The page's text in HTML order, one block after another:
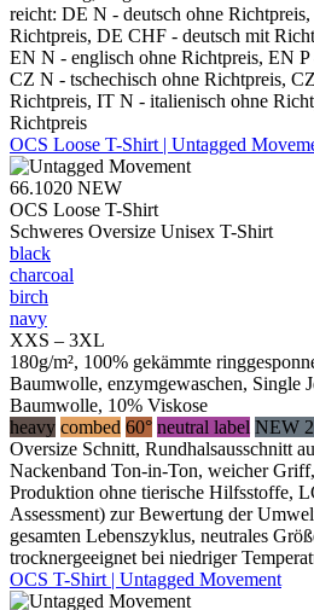
reicht: DE N - deutsch ohne
Richtpreis, DE CHF - deutsch mit
EN N - englisch ohne Richtpreis, EN
CZ N - tschechisch ohne Richtpreis,
Richtpreis, IT N - italienisch ohne
Richtpreis
OCS Loose T-Shirt | Untagged
66.1020 NEW
OCS Loose T-Shirt
Schweres Oversize Unisex T-Shirt
black
charcoal
birch
navy
XXS – 3XL
180g/m², 100% gekämmte
Baumwolle, enzymgewaschen, Single
Baumwolle, 10% Viskose
heavy combed 60° neutral label NEW
Oversize Schnitt, Rundhalsausschnitt
Nackenband Ton-in-Ton, weicher
Produktion ohne tierische Hilfsstoffe,
Assessment) zur Bewertung der
gesamten Lebenszyklus, neutrales
trocknergeeignet bei niedriger
OCS T-Shirt | Untagged Movement